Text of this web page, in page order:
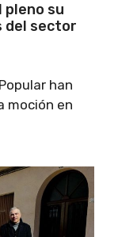
pleno su
del sector
han
moción en